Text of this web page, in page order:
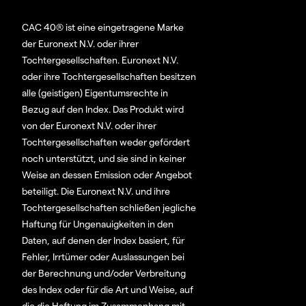
CAC 40® ist eine eingetragene Marke
der Euronext N.V. oder ihrer
Tochtergesellschaften. Euronext N.V.
oder ihre Tochtergesellschaften besitzen
alle (geistigen) Eigentumsrechte in
Bezug auf den Index. Das Produkt wird
von der Euronext N.V. oder ihrer
Tochtergesellschaften weder gefördert
noch unterstützt, und sie sind in keiner
Weise an dessen Emission oder Angebot
beteiligt. Die Euronext N.V. und ihre
Tochtergesellschaften schließen jegliche
Haftung für Ungenauigkeiten in den
Daten, auf denen der Index basiert, für
Fehler, Irrtümer oder Auslassungen bei
der Berechnung und/oder Verbreitung
des Index oder für die Art und Weise, auf